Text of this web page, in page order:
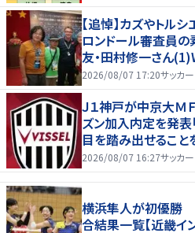
【追悼】カズやトル
ロンドール審査員
友・田村修一さん
マール海老事件
2026/08/07 17:20サッカー
Ｊ１神戸が中京大Ｍ
ズン加入内定を発表
目を踏み出せること
2026/08/07 16:27サッカー
横浜隼人が初優勝
合結果一覧【近畿イ